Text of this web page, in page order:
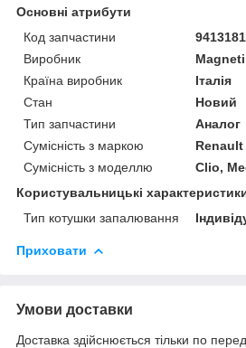
Основні атрибути
Код запчастини
Виробник
Країна виробник
Італія
Стан
Новий
Тип запчастини
Аналог
Сумісність з маркою
Renault
Сумісність з моделлю
Clio,
Користувальницькі
Тип котушки запалювання
Приховати
Умови доставки
Доставка здійснюється тільки по